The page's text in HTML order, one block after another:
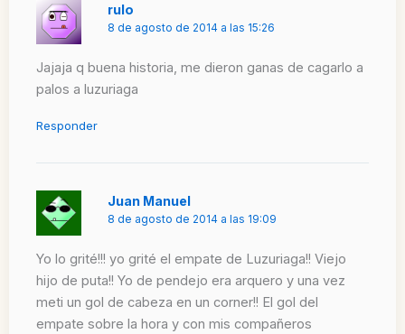
rulo
8 de agosto de 2014 a las 15:26
Jajaja q buena historia, me dieron ganas de cagarlo a
palos a luzuriaga
Responder
Juan Manuel
8 de agosto de 2014 a las 19:09
Yo lo grité!!! yo grité el empate de Luzuriaga!! Viejo
hijo de puta!! Yo de pendejo era arquero y una vez
meti un gol de cabeza en un corner!! El gol del
empate sobre la hora y con mis compañeros